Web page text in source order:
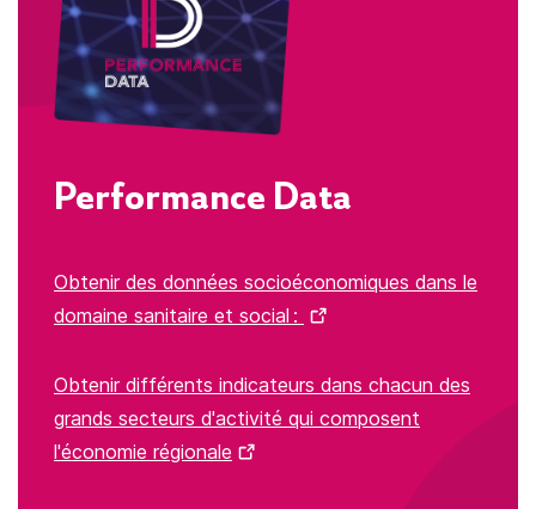
Performance Data
Obtenir des données socioéconomiques dans le
domaine sanitaire et social :
Obtenir différents indicateurs dans chacun des
grands secteurs d'activité qui composent
l'économie régionale